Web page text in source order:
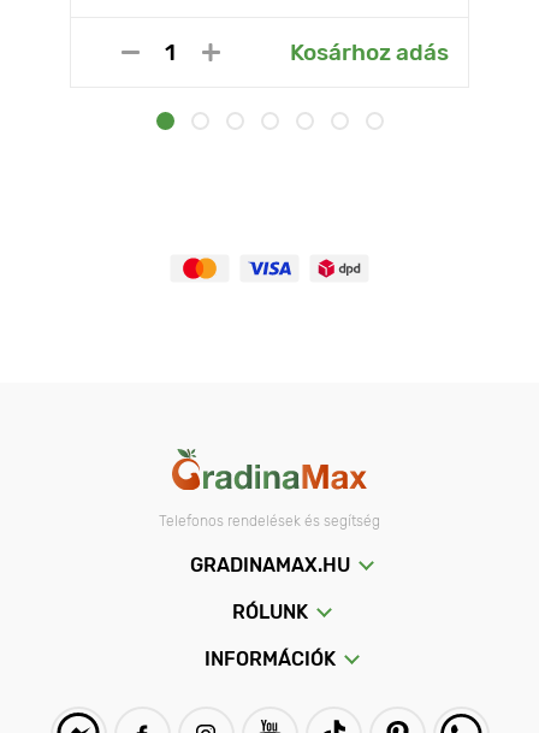
Kosárhoz adás
Telefonos rendelések és segítség
GRADINAMAX.HU
RÓLUNK
INFORMÁCIÓK